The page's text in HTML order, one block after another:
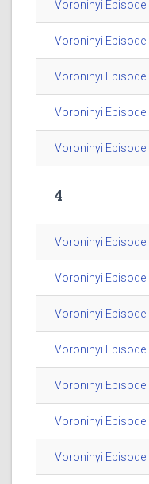
Voroninyi
Voroninyi
Voroninyi
Voroninyi
Voroninyi
4
Voroninyi
Voroninyi
Voroninyi
Voroninyi
Voroninyi
Voroninyi
Voroninyi